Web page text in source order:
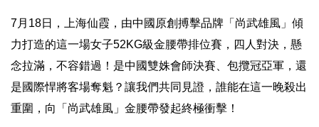
7月18日，上海仙霞，由中國原創搏擊品牌「尚武雄風」傾
力打造的這一場女子52KG級金腰帶排位賽，四人對決，懸
念拉滿，不容錯過！是中國雙姝會師決賽、包攬冠亞軍，還
是國際悍將客場奪魁？讓我們共同見證，誰能在這一晚殺出
重圍，向「尚武雄風」金腰帶發起終極衝擊！